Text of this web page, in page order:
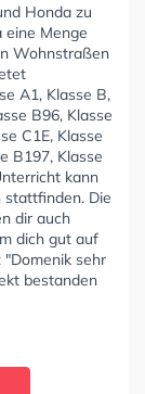
Honda zu
eine Menge
Wohnstraßen
A1, Klasse B,
B96, Klasse
C1E, Klasse
B197, Klasse
kann
stattfinden. Die
dir auch
dich gut auf
sehr
bestanden